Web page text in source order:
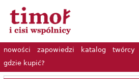
nowości zapowiedzi katalog twórcy
gdzie kupić?